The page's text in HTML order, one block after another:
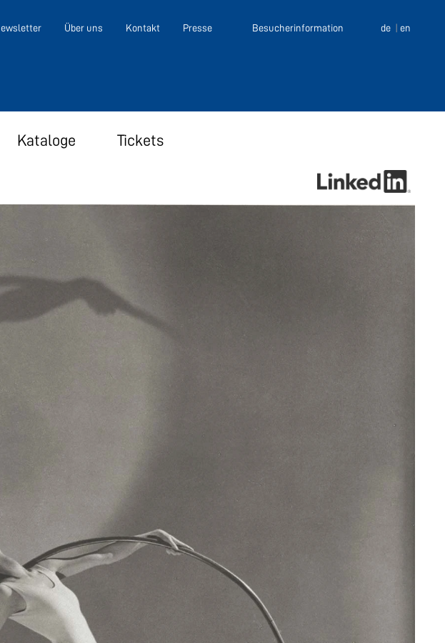
Über uns Kontakt Presse Besucherinformation de en
Kataloge Tickets